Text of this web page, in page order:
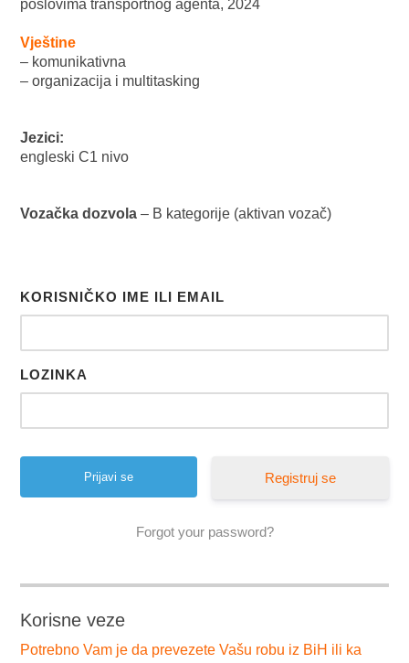
poslovima transportnog agenta, 2024
Vještine
– komunikativna
– organizacija i multitasking
Jezici:
engleski C1 nivo
Vozačka dozvola – B kategorije (aktivan vozač)
KORISNIČKO IME ILI EMAIL
LOZINKA
Registruj se
Forgot your password?
Korisne veze
Potrebno Vam je da prevezete Vašu robu iz BiH ili ka